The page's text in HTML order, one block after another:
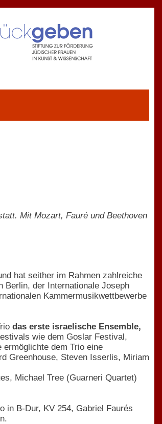
Mit Mozart, Fauré und Beethoven
hat seither im Rahmen zahlreiche
Berlin, der Internationale Joseph
Kammermusikwettbewerbe
das erste israelische Ensemble,
wie dem Goslar Festival,
ermöglichte dem Trio eine
Greenhouse, Steven Isserlis, Miriam
Michael Tree (Guarneri Quartet)
in B-Dur, KV 254, Gabriel Faurés